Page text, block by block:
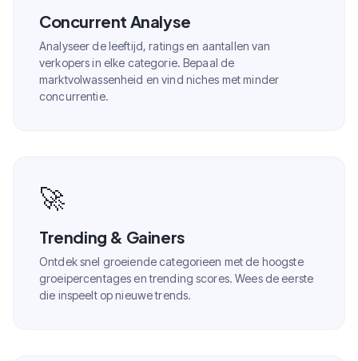
Concurrent Analyse
Analyseer de leeftijd, ratings en aantallen van
verkopers in elke categorie. Bepaal de
marktvolwassenheid en vind niches met minder
concurrentie.
🚀
Trending & Gainers
Ontdek snel groeiende categorieen met de hoogste
groeipercentages en trending scores. Wees de eerste
die inspeelt op nieuwe trends.